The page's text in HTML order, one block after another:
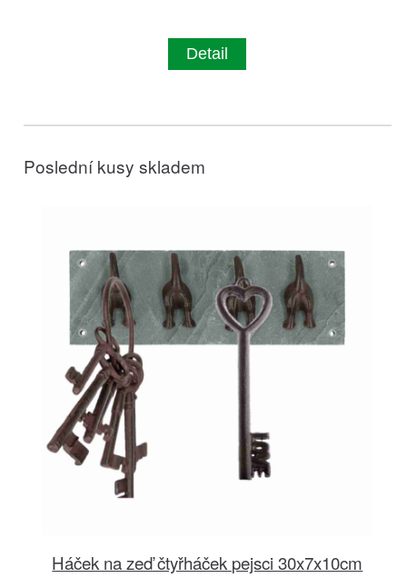
Detail
Poslední kusy skladem
Háček na zeď čtyřháček pejsci 30x7x10cm